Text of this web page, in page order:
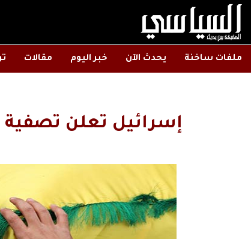
ملفات ساخنة يحدث الآن خبر اليوم مقالات
إسرائيل تعلن تصفية 350 عنصرا من حزب الله